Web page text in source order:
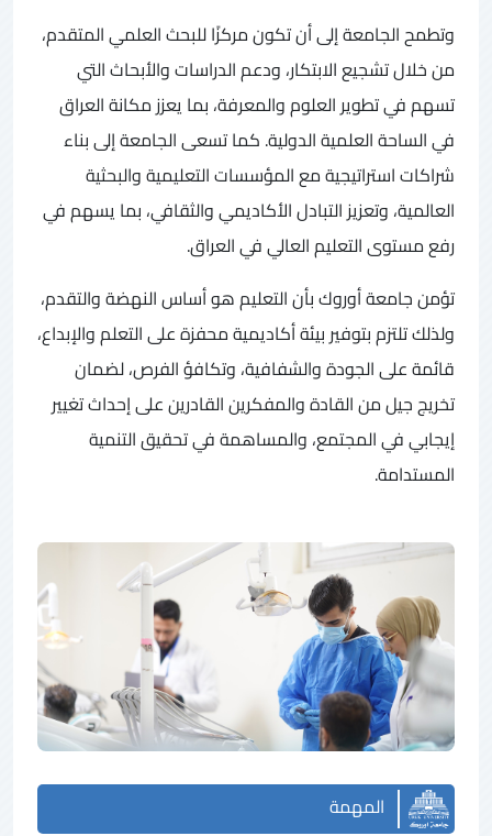
وتطمح الجامعة إلى أن تكون مركزًا للبحث العلمي المتقدم،
من خلال تشجيع الابتكار، ودعم الدراسات والأبحاث التي
تسهم في تطوير العلوم والمعرفة، بما يعزز مكانة العراق
في الساحة العلمية الدولية. كما تسعى الجامعة إلى بناء
شراكات استراتيجية مع المؤسسات التعليمية والبحثية
العالمية، وتعزيز التبادل الأكاديمي والثقافي، بما يسهم في
رفع مستوى التعليم العالي في العراق.
تؤمن جامعة أوروك بأن التعليم هو أساس النهضة والتقدم،
ولذلك تلتزم بتوفير بيئة أكاديمية محفزة على التعلم والإبداع،
قائمة على الجودة والشفافية، وتكافؤ الفرص، لضمان
تخريج جيل من القادة والمفكرين القادرين على إحداث تغيير
إيجابي في المجتمع، والمساهمة في تحقيق التنمية
المستدامة.
المهمة